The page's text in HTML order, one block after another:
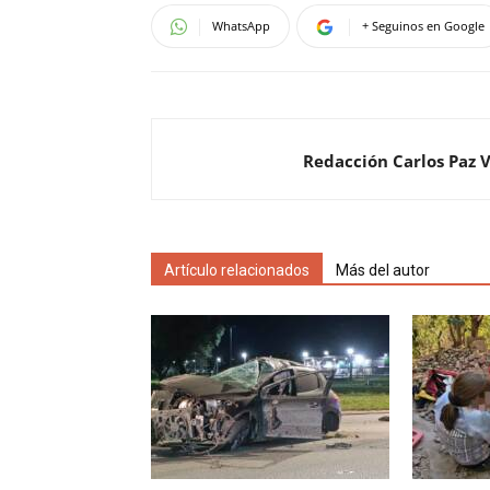
WhatsApp + Seguinos en Google
Redacción Carlos Paz
Artículo relacionados Más del autor